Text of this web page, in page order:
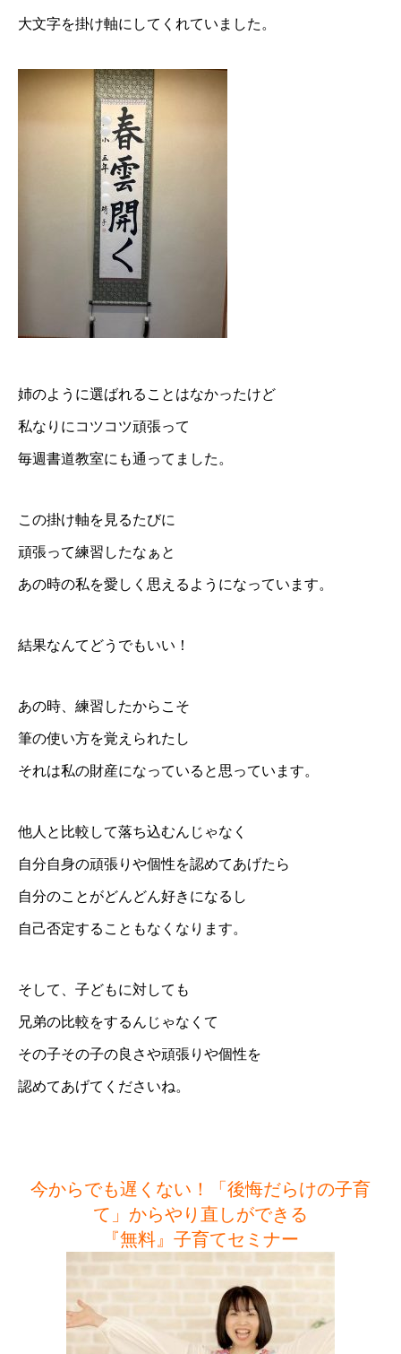
大文字を掛け軸にしてくれていました。
姉のように選ばれることはなかったけど
私なりにコツコツ頑張って
毎週書道教室にも通ってました。
この掛け軸を見るたびに
頑張って練習したなぁと
あの時の私を愛しく思えるようになっています。
結果なんてどうでもいい！
あの時、練習したからこそ
筆の使い方を覚えられたし
それは私の財産になっていると思っています。
他人と比較して落ち込むんじゃなく
自分自身の頑張りや個性を認めてあげたら
自分のことがどんどん好きになるし
自己否定することもなくなります。
そして、子どもに対しても
兄弟の比較をするんじゃなくて
その子その子の良さや頑張りや個性を
認めてあげてくださいね。
今からでも遅くない！「後悔だらけの子育
て」からやり直しができる
『無料』子育てセミナー
お客様の声
セミナー 講演依頼